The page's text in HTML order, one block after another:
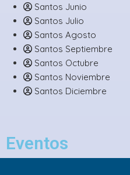
Santos Junio
Santos Julio
Santos Agosto
Santos Septiembre
Santos Octubre
Santos Noviembre
Santos Diciembre
Eventos